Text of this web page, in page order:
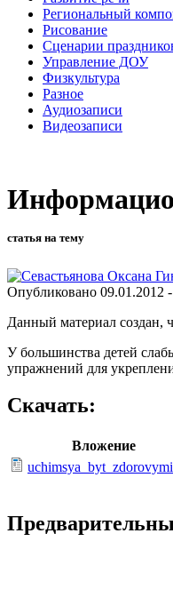
Региональный
Рисование
Сценарии
Управление ДОУ
Физкультура
Разное
Аудиозаписи
Видеозаписи
статья на тему
Опубликовано 09.01.2012
Данный материал создан,
У большинства детей
упражнений для
Скачать:
Вложение